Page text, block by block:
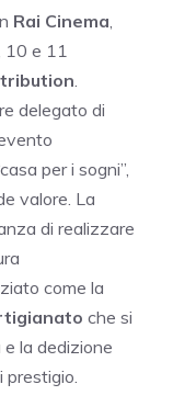
Rai Cinema,
10 e 11
.
delegato di
per i sogni”,
valore. La
di realizzare
come la
che si
e la dedizione
prestigio.